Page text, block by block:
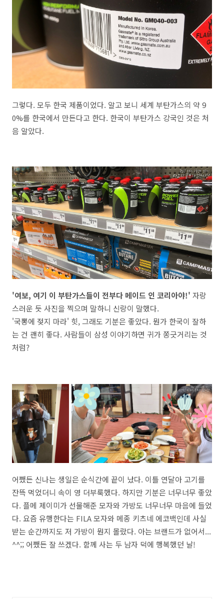
그렇다. 모두 한국 제품이었다. 알고 보니 세계 부탄가스의 약 9
0%를 한국에서 만든다고 한다. 한국이 부탄가스 강국인 것은 처
음 알았다.
'여보, 여기 이 부탄가스들이 전부다 메이드 인 코리아야!' 자랑
스러운 듯 사진을 찍으며 말하니 신랑이 말했다.
'국뽕에 젖지 마라' 힛, 그래도 기분은 좋았다. 뭔가 한국이 잘하
는 건 괜히 좋다. 사람들이 삼성 이야기하면 귀가 쫑긋거리는 것
처럼?
어쨌든 신나는 생일은 순식간에 끝이 났다. 이틀 연달아 고기를
잔뜩 먹었더니 속이 영 더부룩했다. 하지만 기분은 너무너무 좋았
다. 플메 제이미가 선물해준 모자와 가방도 너무너무 마음에 들었
다. 요즘 유행한다는 FILA 모자와 메종 키츠네 에코백인데 사실
받는 순간까지도 저 가방이 뭔지 몰랐다. 아는 브랜드가 없어서...
^^;; 어쨌든 잘 쓰겠다. 함께 사는 두 남자 덕에 행복했던 날!